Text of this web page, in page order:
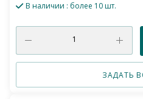
В наличии : более 10 шт.
ЗАДАТЬ